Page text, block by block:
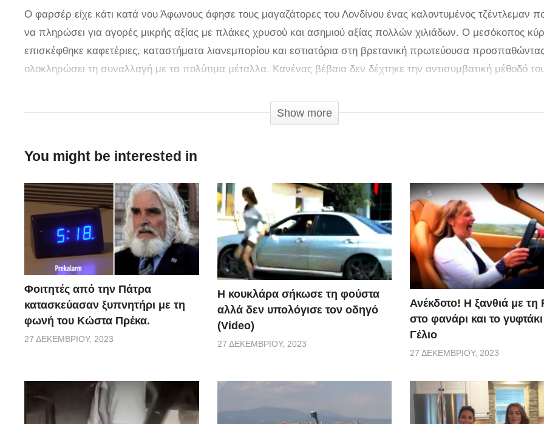
Ο φαρσέρ είχε κάτι κατά νου Άφωνους άφησε τους μαγαζάτορες του Λονδίνου ένας καλοντυμένος τζέντλεμαν
να πληρώσει για αγορές μικρής αξίας με πλάκες χρυσού και ασημιού αξίας πολλών χιλιάδων. Ο μεσόκοπος
επισκέφθηκε καφετέριες, καταστήματα λιανεμπορίου και εστιατόρια στη βρετανική πρωτεύουσα
ολοκληρώσει τη συναλλαγή με τα πολύτιμα μέταλλα. Κανένας βέβαια δεν δέχτηκε την αντισυμβατική μέθοδό
οποίο είναι έτοιμο να ρίξει στην αγορά «ένα ηλεκτρονικό νόμισμα που βασίζεται σε αναλογία 1:1 σε χρυσό
Show more
You might be interested in
Φοιτητές από την Πάτρα
κατασκεύασαν ξυπνητήρι με τη
φωνή του Κώστα Πρέκα.
27 ΔΕΚΕΜΒΡΊΟΥ, 2023
Η κουκλάρα σήκωσε τη φούστα
αλλά δεν υπολόγισε τον οδηγό
(Video)
27 ΔΕΚΕΜΒΡΊΟΥ, 2023
Ανέκδοτο! Η ξανθιά με τη
στο φανάρι και το
Γέλιο
27 ΔΕΚΕΜΒΡΊΟΥ, 2023